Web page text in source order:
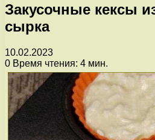
Закусочные кексы
сырка
10.02.2023
0 Время чтения: 4 мин.